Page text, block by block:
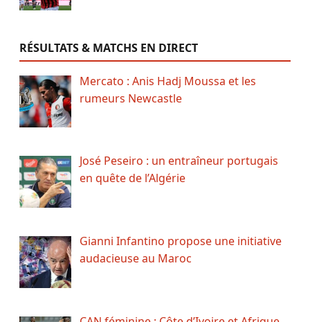
RÉSULTATS & MATCHS EN DIRECT
Mercato : Anis Hadj Moussa et les
rumeurs Newcastle
José Peseiro : un entraîneur portugais
en quête de l’Algérie
Gianni Infantino propose une initiative
audacieuse au Maroc